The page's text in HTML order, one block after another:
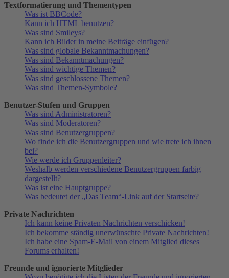
Textformatierung und Thementypen
Was ist BBCode?
Kann ich HTML benutzen?
Was sind Smileys?
Kann ich Bilder in meine Beiträge einfügen?
Was sind globale Bekanntmachungen?
Was sind Bekanntmachungen?
Was sind wichtige Themen?
Was sind geschlossene Themen?
Was sind Themen-Symbole?
Benutzer-Stufen und Gruppen
Was sind Administratoren?
Was sind Moderatoren?
Was sind Benutzergruppen?
Wo finde ich die Benutzergruppen und wie trete ich ihnen
bei?
Wie werde ich Gruppenleiter?
Weshalb werden verschiedene Benutzergruppen farbig
dargestellt?
Was ist eine Hauptgruppe?
Was bedeutet der „Das Team“-Link auf der Startseite?
Private Nachrichten
Ich kann keine Privaten Nachrichten verschicken!
Ich bekomme ständig unerwünschte Private Nachrichten!
Ich habe eine Spam-E-Mail von einem Mitglied dieses
Forums erhalten!
Freunde und ignorierte Mitglieder